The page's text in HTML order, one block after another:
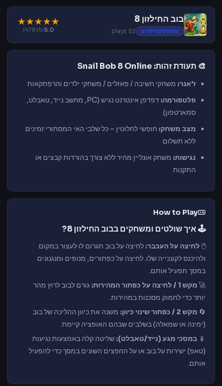
בוב החילזון 8
משחקים לילדים 52 plays
★
★
★
★
★
5.0
/5
(478)
🎨 תעודת זהות: Snail Bob 8 Online
ז'אנר: משחקי חשיבה / פאזלים / משחקי ילדים והרפתקאות
פלטפורמה:
דפדפן אינטרנט נגיש (PC, מחשב נייד, טאבלט,
סמארטפון)
מצב משחק: חופשי לחלוטין – כל שלבי האי המסתורי זמינים
ללא תשלום
נגישות: משחק אונליין מהיר ללא צורך בהורדות קבצים או
התקנות
How to Play
🕹️ איך שולטים ומשחקים בבוב החילזון 8?
🖱️ לחיצה על העכבר: לחיצה על בוב תגרום לו לעצור במקום
ולהיכנס לקונכייה שלו. לחיצה על כפתורים, מנופים ומנגנונים
במסך תפעיל אותם.
🚀 מקש 1 / לחיצה על כפתור המהירות:
גורם לבוב לרוץ מהר
יותר כדי לחמוק מסכנות במהירות.
🔄 מקש 2 / כפתור שינוי כיוון:
משנה את כיוון ההליכה של בוב
(ימינה או שמאלה) בשלבים שבהם האופציה קיימת.
📱 במסכי מגע (נייד/טאבלט): שליטה קלה באמצעות נגיעות
(טאפ) ישירות על בוב או על החפצים השונים במסך כדי להפעיל
אותם.